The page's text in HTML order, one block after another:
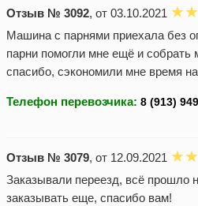
Отзыв № 3092, от 03.10.2021
Машина с парнями приехала без
парни помогли мне ещё и собрать
спасибо, сэкономили мне время
Телефон перевозчика:
Отзыв № 3079, от 12.09.2021
Заказывали переезд, всё прошло
заказывать еще, спасибо вам!